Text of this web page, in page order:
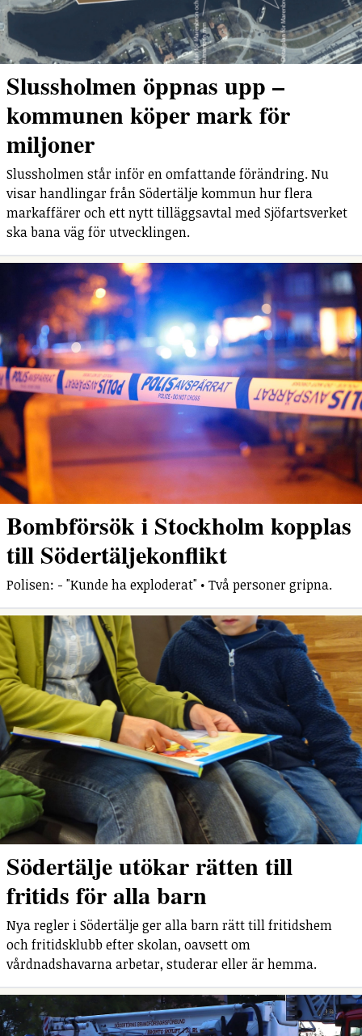
Slussholmen öppnas upp –
kommunen köper mark för
miljoner
Slussholmen står inför en omfattande förändring. Nu
visar handlingar från Södertälje kommun hur flera
markaffärer och ett nytt tilläggsavtal med Sjöfartsverket
ska bana väg för utvecklingen.
Bombförsök i Stockholm kopplas
till Södertäljekonflikt
Polisen: - "Kunde ha exploderat" • Två personer gripna.
Södertälje utökar rätten till
fritids för alla barn
Nya regler i Södertälje ger alla barn rätt till fritidshem
och fritidsklubb efter skolan, oavsett om
vårdnadshavarna arbetar, studerar eller är hemma.